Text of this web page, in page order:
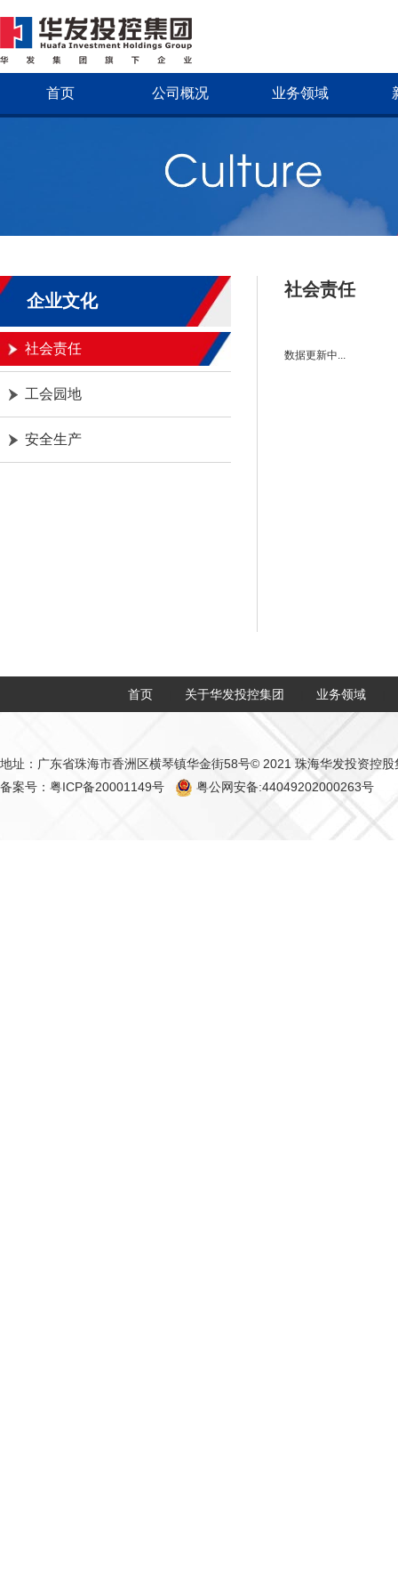
首页 公司概况 业务领域
企业文化
社会责任
工会园地
安全生产
社会责任
数据更新中...
首页 关于华发投控集团 业务领域
地址：广东省珠海市香洲区横琴镇华金街58号© 2021 珠海华发投资控
备案号：粤ICP备20001149号
粤公网安备:44049202000263号